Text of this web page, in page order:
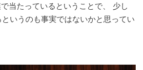
当たっているということで、 少し
いうのも事実ではないかと思ってい